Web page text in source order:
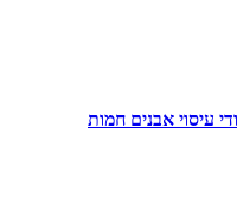
עיסוי אבנים חמות